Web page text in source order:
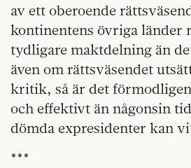
av ett oberoende
kontinentens övriga länder
tydligare maktdelning än
även om rättsväsendet
kritik, så är det
och effektivt än någonsin
dömda expresidenter kan
***